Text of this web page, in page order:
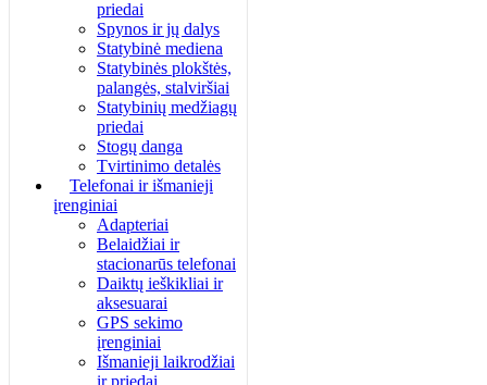
priedai
Spynos ir jų dalys
Statybinė mediena
Statybinės plokštės,
palangės, stalviršiai
Statybinių medžiagų
priedai
Stogų danga
Tvirtinimo detalės
Telefonai ir išmanieji
įrenginiai
Adapteriai
Belaidžiai ir
stacionarūs telefonai
Daiktų ieškikliai ir
aksesuarai
GPS sekimo
įrenginiai
Išmanieji laikrodžiai
ir priedai